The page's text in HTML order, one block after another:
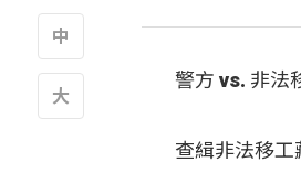
警方 vs. 非法
查緝非法移工